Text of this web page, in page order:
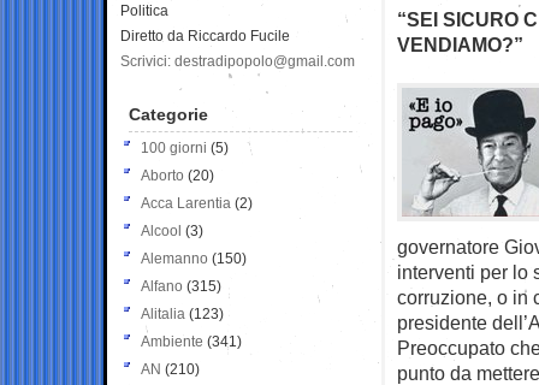
“SEI SICURO
VENDIAMO?”
governatore
interventi per lo
corruzione, o in
presidente
Preoccupato
punto da
Politica
Diretto da Riccardo Fucile
Scrivici: destradipopolo@gmail.com
Categorie
100 giorni (5)
Aborto (20)
Acca Larentia (2)
Alcool (3)
Alemanno (150)
Alfano (315)
Alitalia (123)
Ambiente (341)
AN (210)